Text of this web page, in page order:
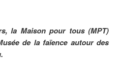
la Maison pour tous (MPT)
de la faïence autour des